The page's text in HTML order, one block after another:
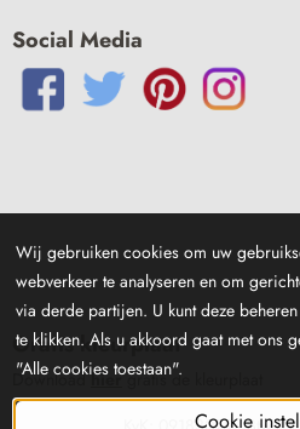
Social Media
Gratis kleurplaat
Downloadhiergratis de kleurplaat
Wij gebruiken cookies om uw
webverkeer te analyseren en om
via derde partijen. U kunt deze
te klikken. Als u akkoord gaat met ons
"Alle cookies toestaan".
Cookie